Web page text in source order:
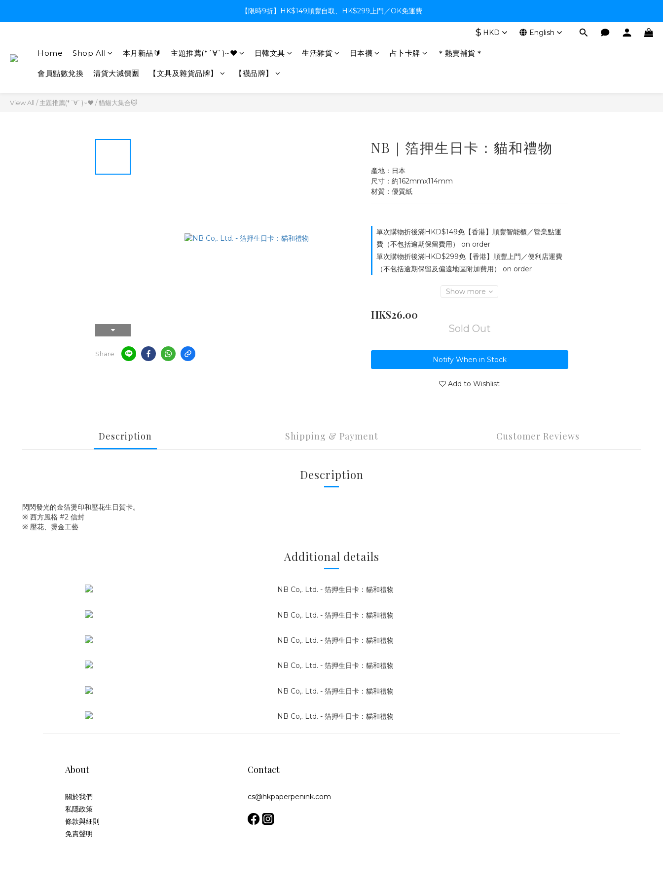
【限時9折】HK$149順豐自取、HK$299上門／OK免運費
【限時9折】HK$149順豐自取、HK$299上門／OK免運費
【限時9折】HK$149順豐自取、HK$299上門／OK免運費
$ HKD English
Home Shop All 本月新品🔰 主題推薦(*´∀`)~♥ 日韓文具 生活雜貨 日本襪 占卜卡牌 ＊熱賣補貨＊
會員點數兌換 清貨大減價🈹 【文具及雜貨品牌】 【襪品牌】
View All /主題推薦(*´∀`)~♥ /貓貓大集合🐱
Share
NB｜箔押生日卡：貓和禮物
產地：日本
尺寸：約162mmx114mm
材質：優質紙
單次購物折後滿HKD$149免【香港】順豐智能櫃／營業點運
費（不包括逾期保留費用） on order
單次購物折後滿HKD$299免【香港】順豐上門／便利店運費
（不包括逾期保留及偏遠地區附加費用） on order
Show more
HK$26.00
Sold Out
Notify When in Stock
Add to Wishlist
Description Shipping & Payment Customer Reviews
Description
閃閃發光的金箔燙印和壓花生日賀卡。
※ 西方風格 #2 信封
※ 壓花、燙金工藝
Additional details
About
關於我們
私隱政策
條款與細則
免責聲明
Contact
cs@hkpaperpenink.com